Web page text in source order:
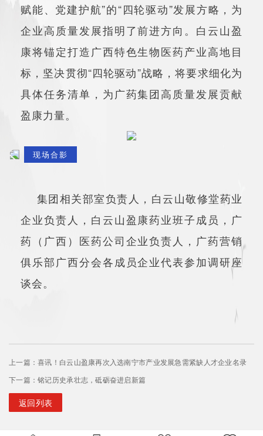
赋能、党建护航”的“四轮驱动”发展方略，为
企业高质量发展指明了前进方向。白云山盈
康将锚定打造广西特色生物医药产业高地目
标，坚决贯彻“四轮驱动”战略，将要求细化为
具体任务清单，为广药集团高质量发展贡献
盈康力量。
现场合影
集团相关部室负责人，白云山敬修堂药业
企业负责人，白云山盈康药业班子成员，广
药（广西）医药公司企业负责人，广药营销
俱乐部广西分会各成员企业代表参加调研座
谈会。
上一篇：喜讯！白云山盈康再次入选南宁市产业发展急需紧缺人才企业名录
下一篇：铭记历史承壮志，砥砺奋进启新篇
返回列表